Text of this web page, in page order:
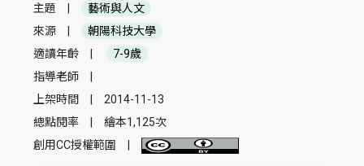
主題
藝術與人文
來源
朝陽科技大學
適讀年齡
7-9歲
指導老師
上架時間
2014-11-13
總點閱率
繪本1,125次
創用CC授權範圍